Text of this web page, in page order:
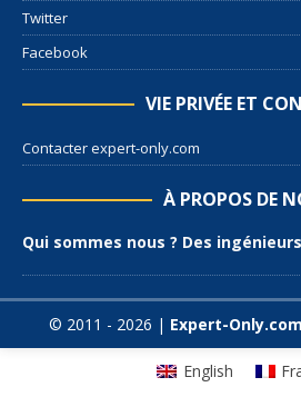
Twitter
Facebook
VIE PRIVÉE ET
Contacter expert-only.com
À PROPOS DE
Qui sommes nous ? Des
© 2011 - 2026 | Expert-Only.com
English